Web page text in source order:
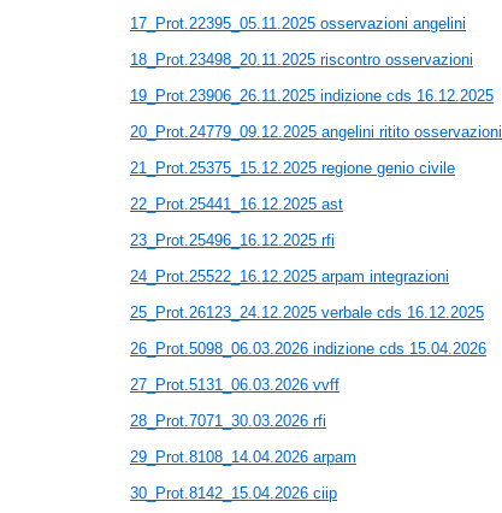
17_Prot.22395_05.11.2025 osservazioni angelini
18_Prot.23498_20.11.2025 riscontro osservazioni
19_Prot.23906_26.11.2025 indizione cds 16.12.2025
20_Prot.24779_09.12.2025 angelini ritito osservazioni
21_Prot.25375_15.12.2025 regione genio civile
22_Prot.25441_16.12.2025 ast
23_Prot.25496_16.12.2025 rfi
24_Prot.25522_16.12.2025 arpam integrazioni
25_Prot.26123_24.12.2025 verbale cds 16.12.2025
26_Prot.5098_06.03.2026 indizione cds 15.04.2026
27_Prot.5131_06.03.2026 vvff
28_Prot.7071_30.03.2026 rfi
29_Prot.8108_14.04.2026 arpam
30_Prot.8142_15.04.2026 ciip